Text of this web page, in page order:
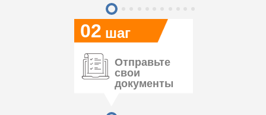
02 шаг
Отправьте
свои
документы